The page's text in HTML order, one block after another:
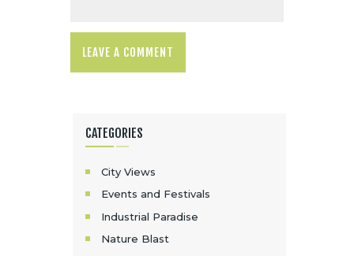
CATEGORIES
City Views
Events and Festivals
Industrial Paradise
Nature Blast